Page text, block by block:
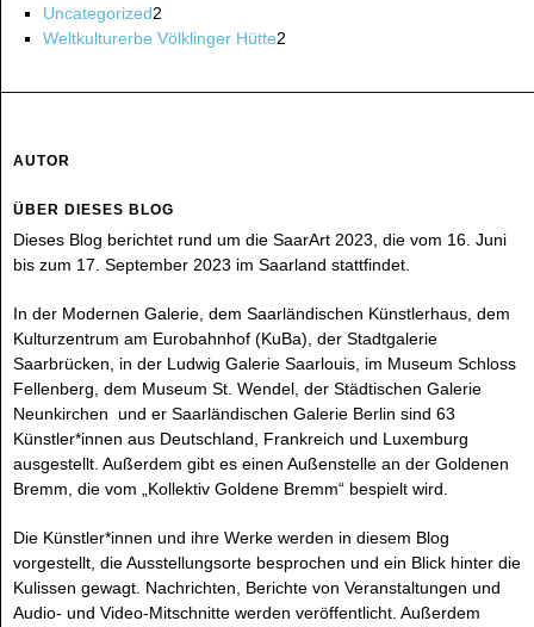
Uncategorized2
Weltkulturerbe Völklinger Hütte2
AUTOR
ÜBER DIESES BLOG
Dieses Blog berichtet rund um die SaarArt 2023, die vom 16. Juni
bis zum 17. September 2023 im Saarland stattfindet.
In der Modernen Galerie, dem Saarländischen Künstlerhaus, dem
Kulturzentrum am Eurobahnhof (KuBa), der Stadtgalerie
Saarbrücken, in der Ludwig Galerie Saarlouis, im Museum Schloss
Fellenberg, dem Museum St. Wendel, der Städtischen Galerie
Neunkirchen und er Saarländischen Galerie Berlin sind 63
Künstler*innen aus Deutschland, Frankreich und Luxemburg
ausgestellt. Außerdem gibt es einen Außenstelle an der Goldenen
Bremm, die vom „Kollektiv Goldene Bremm“ bespielt wird.
Die Künstler*innen und ihre Werke werden in diesem Blog
vorgestellt, die Ausstellungsorte besprochen und ein Blick hinter die
Kulissen gewagt. Nachrichten, Berichte von Veranstaltungen und
Audio- und Video-Mitschnitte werden veröffentlicht. Außerdem